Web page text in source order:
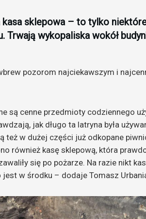
sklepowa – to tylko
Trwają wykopaliska wokół
pozorom najciekawszym i
są cenne przedmioty codziennego
jak długo ta latryna była
też w dużej części już odkopane
również kasę sklepową, która
się po pożarze. Na razie nikt
w środku – dodaje Tomasz